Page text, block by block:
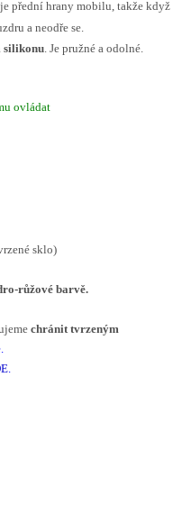
přední hrany mobilu, takže když
a neodře se.
silikonu. Je pružné a odolné.
ovládat
sklo)
růžovébarvě.
chránit tvrzeným
.
.